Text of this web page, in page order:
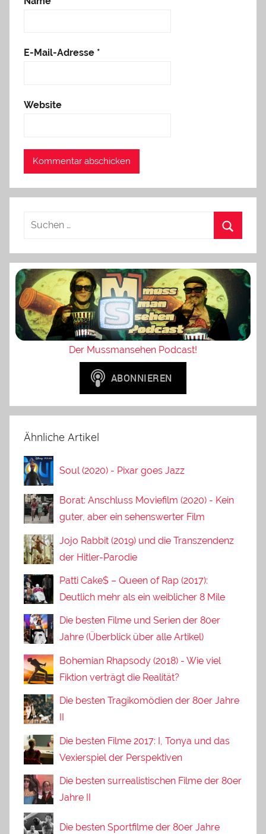
E-Mail-Adresse *
Website
Der Mussmansehen Podcast!
Ähnliche Artikel
Soul (2020) - Pixar goes Jazz
Borat: Anschluss Moviefilm (2020) - Kein
guter, aber ein sehenswerter Film
Jojo Rabbit (2019) und die Transzendenz
der Hitler-Parodie
Patti Cake$ – Queen of Rap (2017):
Deutlich mehr als ein weiblicher 8 Mile
Die besten Filme und Serien der 80er
Jahre (Überblick über alle Artikel)
Bohemian Rhapsody (2018) - Wie viel
Fiktion verträgt die Realität?
Die besten Tragikomödien der 80er Jahre
Die besten Filme 2017: I, Tonya und das
Vexierspiel der Perspektiven
Die besten surrealistischen Filme der 80er
Jahre II
Die besten Sportfilme der 80er Jahre